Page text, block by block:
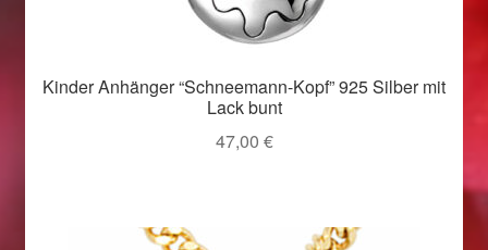
Weihnachtsangebote 2019
Weihnachtsangebote 2020
Weihnachtsangebote 2021
Kinder Anhänger “Schneemann-Kopf” 925 Silber mit
Lack bunt
47,00 €